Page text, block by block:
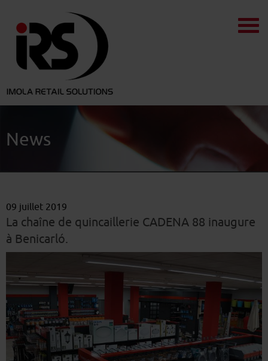
News
09 juillet 2019
La chaîne de quincaillerie CADENA 88 inaugure
à Benicarló.